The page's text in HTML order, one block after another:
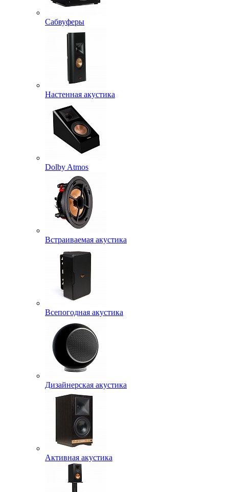
Сабвуферы
Настенная акустика
Dolby Atmos
Встраиваемая акустика
Всепогодная акустика
Дизайнерская акустика
Активная акустика